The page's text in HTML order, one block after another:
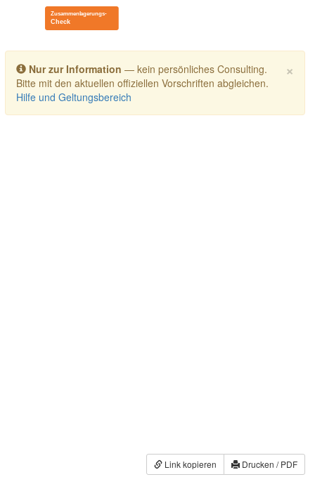
Toggle navigation
×
Nur zur Information — kein persönliches Consulting.
Bitte mit den aktuellen offiziellen Vorschriften abgleichen.
Hilfe und Geltungsbereich
Link kopieren Drucken / PDF